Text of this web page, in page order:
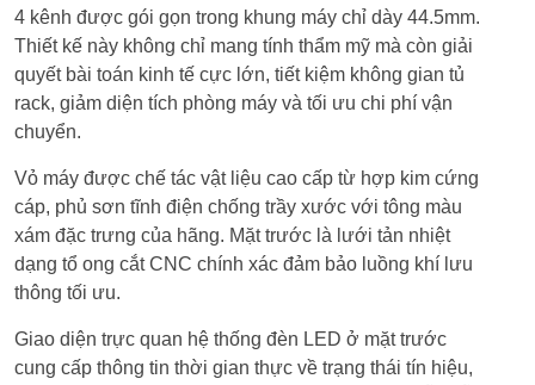
4 kênh được gói gọn trong khung máy chỉ dày 44.5mm.
Thiết kế này không chỉ mang tính thẩm mỹ mà còn giải
quyết bài toán kinh tế cực lớn, tiết kiệm không gian tủ
rack, giảm diện tích phòng máy và tối ưu chi phí vận
chuyển.
Vỏ máy được chế tác vật liệu cao cấp từ hợp kim cứng
cáp, phủ sơn tĩnh điện chống trầy xước với tông màu
xám đặc trưng của hãng. Mặt trước là lưới tản nhiệt
dạng tổ ong cắt CNC chính xác đảm bảo luồng khí lưu
thông tối ưu.
Giao diện trực quan hệ thống đèn LED ở mặt trước
cung cấp thông tin thời gian thực về trạng thái tín hiệu,